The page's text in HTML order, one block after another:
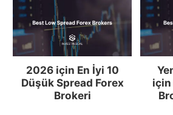
2026 için En İyi 10
Düşük Spread Forex
Brokeri
için